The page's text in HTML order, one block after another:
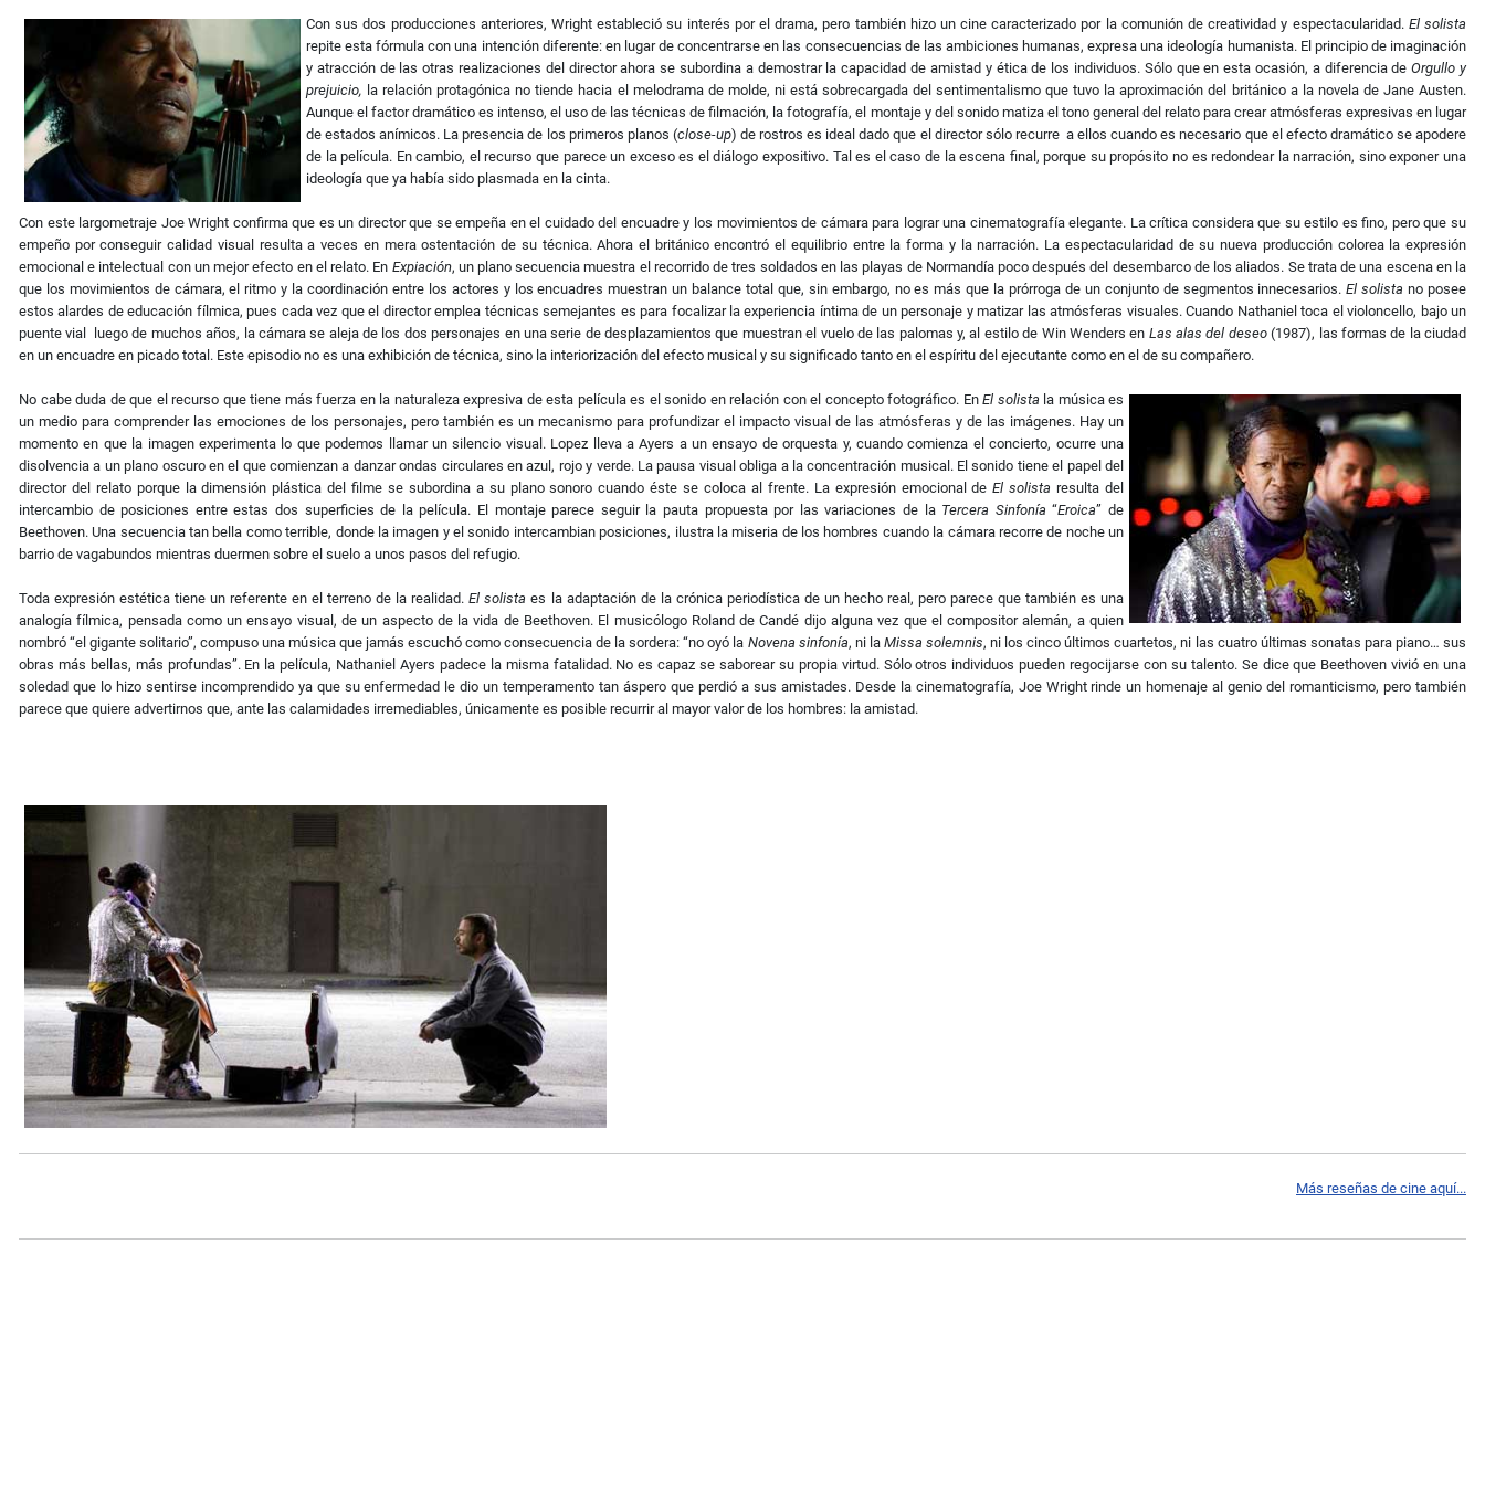
Con sus dos producciones anteriores, Wright estableció su interés por el drama, pero también hizo un cine caracterizado por la comunión de creatividad y espectacularidad. El solista
repite esta fórmula con una intención diferente: en lugar de concentrarse en las consecuencias de las ambiciones humanas, expresa una ideología humanista. El principio de imaginación
y atracción de las otras realizaciones del director ahora se subordina a demostrar la capacidad de amistad y ética de los individuos. Sólo que en esta ocasión, a diferencia deOrgullo y
prejuicio, la relación protagónica no tiende hacia el melodrama de molde, ni está sobrecargada del sentimentalismo que tuvo la aproximación del británico a la novela de Jane Austen.
Aunque el factor dramático es intenso, el uso de las técnicas de filmación, la fotografía, el montaje y del sonido matiza el tono general del relato para crear atmósferas expresivas en lugar
de estados anímicos. La presencia de los primeros planos (close-up) de rostros es ideal dado que el director sólo recurre a ellos cuando es necesario que el efecto dramático se apodere
de la película. En cambio, el recurso que parece un exceso es el diálogo expositivo. Tal es el caso de la escena final, porque su propósito no es redondear la narración, sino exponer una
ideología que ya había sido plasmada en la cinta.
Con este largometraje Joe Wright confirma que es un director que se empeña en el cuidado del encuadre y los movimientos de cámara para lograr una cinematografía elegante. La crítica considera que su estilo es fino, pero que su
empeño por conseguir calidad visual resulta a veces en mera ostentación de su técnica. Ahora el británico encontró el equilibrio entre la forma y la narración. La espectacularidad de su nueva producción colorea la expresión
emocional e intelectual con un mejor efecto en el relato. En Expiación, un plano secuencia muestra el recorrido de tres soldados en las playas de Normandía poco después del desembarco de los aliados. Se trata de una escena en la
que los movimientos de cámara, el ritmo y la coordinación entre los actores y los encuadres muestran un balance total que, sin embargo, no es más que la prórroga de un conjunto de segmentos innecesarios.El solista no posee
estos alardes de educación fílmica, pues cada vez que el director emplea técnicas semejantes es para focalizar la experiencia íntima de un personaje y matizar las atmósferas visuales. Cuando Nathaniel toca el violoncello, bajo un
puente vial luego de muchos años, la cámara se aleja de los dos personajes en una serie de desplazamientos que muestran el vuelo de las palomas y, al estilo de Win Wenders en Las alas del deseo(1987), las formas de la ciudad
en un encuadre en picado total. Este episodio no es una exhibición de técnica, sino la interiorización del efecto musical y su significado tanto en el espíritu del ejecutante como en el de su compañero.
No cabe duda de que el recurso que tiene más fuerza en la naturaleza expresiva de esta película es el sonido en relación con el concepto fotográfico. En El solista la música es
un medio para comprender las emociones de los personajes, pero también es un mecanismo para profundizar el impacto visual de las atmósferas y de las imágenes. Hay un
momento en que la imagen experimenta lo que podemos llamar un silencio visual. Lopez lleva a Ayers a un ensayo de orquesta y, cuando comienza el concierto, ocurre una
disolvencia a un plano oscuro en el que comienzan a danzar ondas circulares en azul, rojo y verde. La pausa visual obliga a la concentración musical. El sonido tiene el papel del
director del relato porque la dimensión plástica del filme se subordina a su plano sonoro cuando éste se coloca al frente. La expresión emocional deEl solista resulta del
intercambio de posiciones entre estas dos superficies de la película. El montaje parece seguir la pauta propuesta por las variaciones de la Tercera Sinfonía “Eroica” de
Beethoven. Una secuencia tan bella como terrible, donde la imagen y el sonido intercambian posiciones, ilustra la miseria de los hombres cuando la cámara recorre de noche un
barrio de vagabundos mientras duermen sobre el suelo a unos pasos del refugio.
Toda expresión estética tiene un referente en el terreno de la realidad.El solista es la adaptación de la crónica periodística de un hecho real, pero parece que también es una
analogía fílmica, pensada como un ensayo visual, de un aspecto de la vida de Beethoven. El musicólogo Roland de Candé dijo alguna vez que el compositor alemán, a quien
nombró “el gigante solitario”, compuso una música que jamás escuchó como consecuencia de la sordera: “no oyó la Novena sinfonía, ni la Missa solemnis, ni los cinco últimos cuartetos, ni las cuatro últimas sonatas para piano… sus
obras más bellas, más profundas”. En la película, Nathaniel Ayers padece la misma fatalidad. No es capaz se saborear su propia virtud. Sólo otros individuos pueden regocijarse con su talento. Se dice que Beethoven vivió en una
soledad que lo hizo sentirse incomprendido ya que su enfermedad le dio un temperamento tan áspero que perdió a sus amistades. Desde la cinematografía, Joe Wright rinde un homenaje al genio del romanticismo, pero también
parece que quiere advertirnos que, ante las calamidades irremediables, únicamente es posible recurrir al mayor valor de los hombres: la amistad.
Más reseñas de cine aquí...